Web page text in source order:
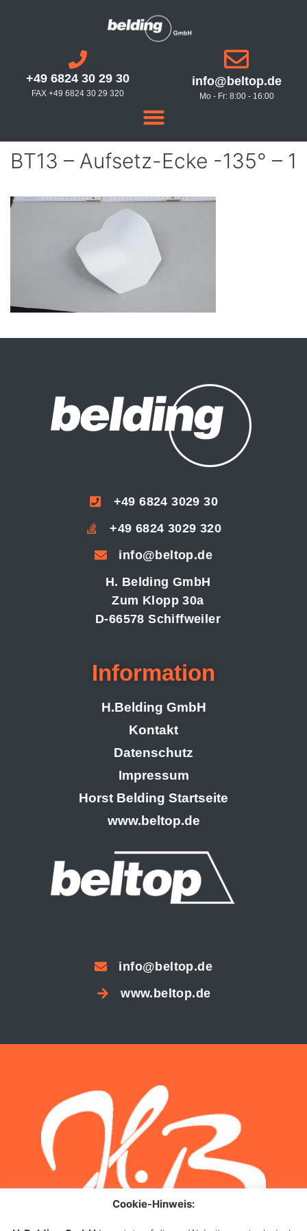
+49 6824 30 29 30
FAX +49 6824 30 29 320
info@beltop.de
Mo - Fr: 8:00 - 16:00
BT13 – Aufsetz-Ecke -135° – 1
+49 6824 3029 30
+49 6824 3029 320
info@beltop.de
H. Belding GmbH
Zum Klopp 30a
D-66578 Schiffweiler
Information
H.Belding GmbH
Kontakt
Datenschutz
Impressum
Horst Belding Startseite
www.beltop.de
info@beltop.de
www.beltop.de
Cookie-Hinweis: